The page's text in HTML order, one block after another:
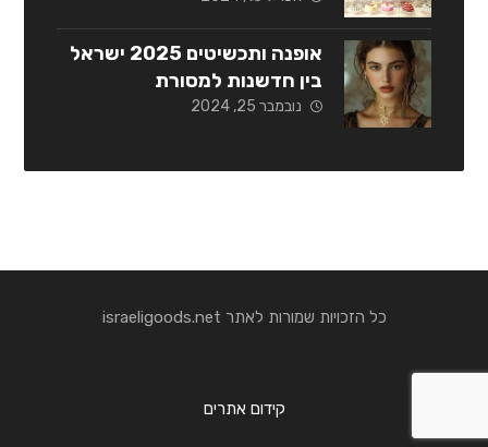
אופנה ותכשיטים 2025 ישראל
בין חדשנות למסורת
נובמבר 25, 2024
כל הזכויות שמורות לאתר israeligoods.net
קידום אתרים